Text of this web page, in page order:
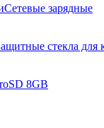
Сетевые зарядные
стекла для
8GB